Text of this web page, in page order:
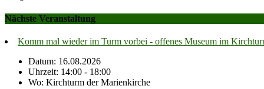
Nächste Veranstaltung
Komm mal wieder im Turm vorbei - offenes Museum im
Datum: 16.08.2026
Uhrzeit: 14:00 - 18:00
Wo: Kirchturm der Marienkirche